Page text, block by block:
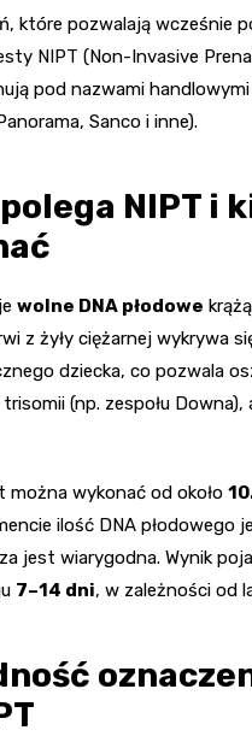
które pozwalają wcześnie
NIPT (Non-Invasive
pod nazwami
Sanco i inne).
NIPT i
wolne DNA płodowe
z żyły ciężarnej wykrywa
dziecka, co pozwala
(np. zespołu Downa),
wykonać od około
ilość DNA płodowego
jest wiarygodna. Wynik
7–14 dni, w zależności od